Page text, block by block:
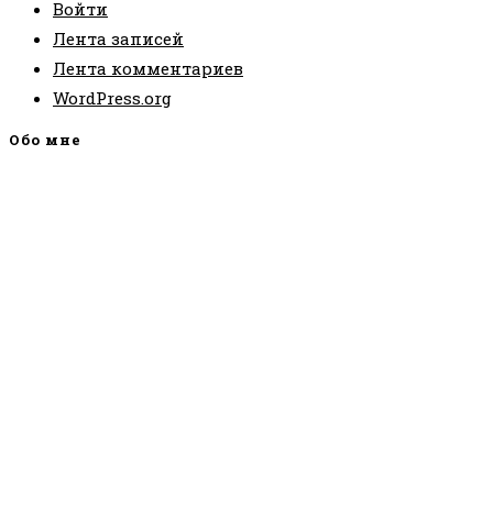
Войти
Лента записей
Лента комментариев
WordPress.org
Обо мне